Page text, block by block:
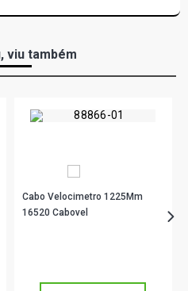
viu também
Cabo Velocimetro 1225Mm
16520 Cabovel